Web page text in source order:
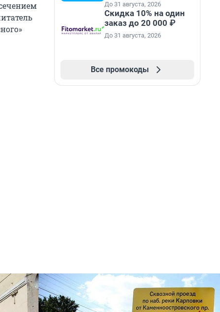
До 31 августа, 2026
Скидка 10% на один
заказ до 20 000 ₽
До 31 августа, 2026
Все промокоды